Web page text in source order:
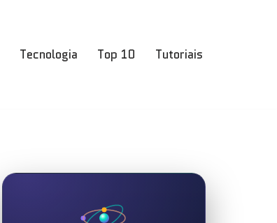
Tecnologia Top 10 Tutoriais